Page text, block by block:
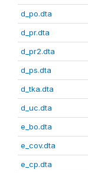
d_po.dta
d_pr.dta
d_pr2.dta
d_ps.dta
d_tka.dta
d_uc.dta
e_bo.dta
e_cov.dta
e_cp.dta